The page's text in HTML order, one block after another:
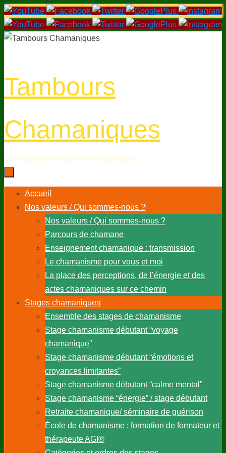
Passer
au
contenu
Tambours
Chamaniques
Le chamanisme pour les occidentaux
PasserAccueil
Nos valeurs / Qui sommes-nous ?
Nos valeurs / Qui sommes-nous ?
Parcours de chamane
Enseignement chamanique : transmission
Le chamanisme pour vous et moi
La place des perceptions, de l’énergie et des
actes chamaniques sur ce chemin
Stages chamaniques
Ensemble des stages de chamanisme
Stage chamanisme débutant “voyage
chamanique”
Stage chamanisme débutant “émotions et
croyances limitantes”
Stage chamanisme débutant “calme mental”
Stage chamanisme “énergie” / stage débutant
Retraite chamanique/ séminaire de guérison
École de chamanisme : formation de formateur et
thérapeute AGI®